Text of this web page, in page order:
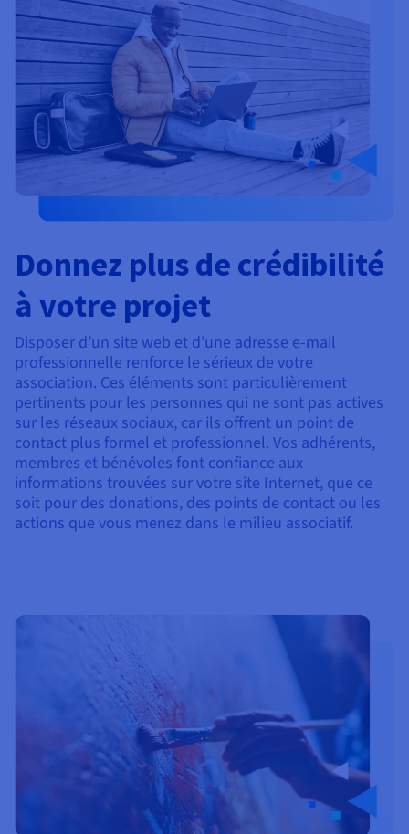
Donnez plus de crédibilité
à votre projet
Disposer d’un site web et d’une adresse e-mail
professionnelle renforce le sérieux de votre
association. Ces éléments sont particulièrement
pertinents pour les personnes qui ne sont pas actives
sur les réseaux sociaux, car ils offrent un point de
contact plus formel et professionnel. Vos adhérents,
membres et bénévoles font confiance aux
informations trouvées sur votre site Internet, que ce
soit pour des donations, des points de contact ou les
actions que vous menez dans le milieu associatif.